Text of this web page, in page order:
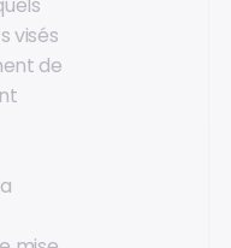
visés
de